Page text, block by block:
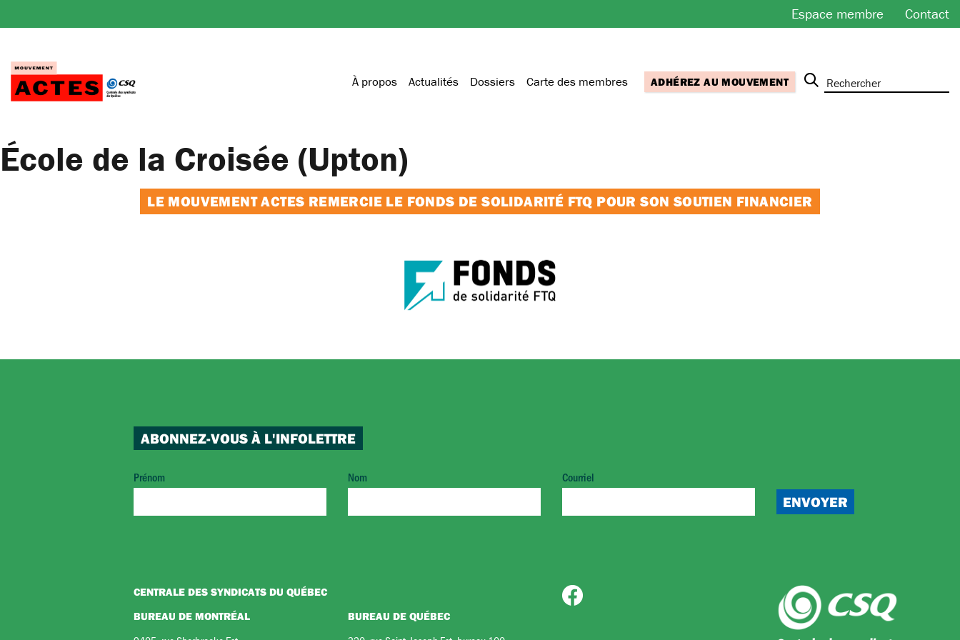
au
Espace membre Contact
À propos Actualités Dossiers Carte des membres ADHÉREZ AU MOUVEMENT
École de la Croisée (Upton)
LE MOUVEMENT ACTES REMERCIE LE FONDS DE SOLIDARITÉ FTQ POUR SON SOUTIEN FINANCIER
ABONNEZ-VOUS À L'INFOLETTRE
Prénom Nom Courriel
CENTRALE DES SYNDICATS DU QUÉBEC
BUREAU DE MONTRÉAL
BUREAU DE QUÉBEC